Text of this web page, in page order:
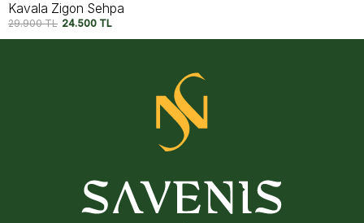
Novera Zigon Sehpa
21.790TL